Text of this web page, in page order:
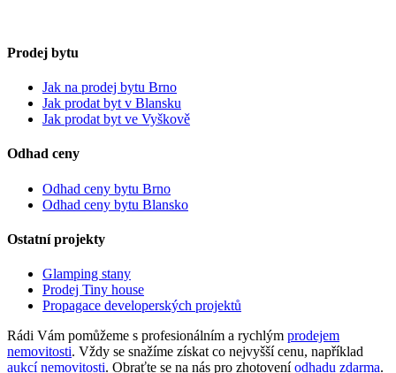
Prodej bytu
Jak na prodej bytu Brno
Jak prodat byt v Blansku
Jak prodat byt ve Vyškově
Odhad ceny
Odhad ceny bytu Brno
Odhad ceny bytu Blansko
Ostatní projekty
Glamping stany
Prodej Tiny house
Propagace developerských projektů
Rádi Vám pomůžeme s profesionálním a rychlým prodejem
nemovitosti. Vždy se snažíme získat co nejvyšší cenu, například
aukcí nemovitosti. Obraťte se na nás pro zhotoveníodhadu zdarma.